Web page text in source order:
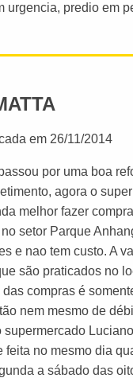
urgencia, predio em
em 26/11/2014
por uma boa
agora o
melhor fazer
setor Parque
e nao tem custo. A
são praticados no
compras é
nem mesmo de
feita no mesmo dia
a sábado das